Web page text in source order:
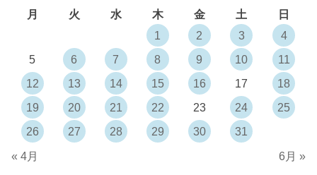
月
火 水 木 金 土
日
1
2 3
4
5
6 7 8 9 10
11
12
13 14 15 16 17
18
19
20 21 22 23 24
25
26
27 28 29 30
31
« 4月
6月 »